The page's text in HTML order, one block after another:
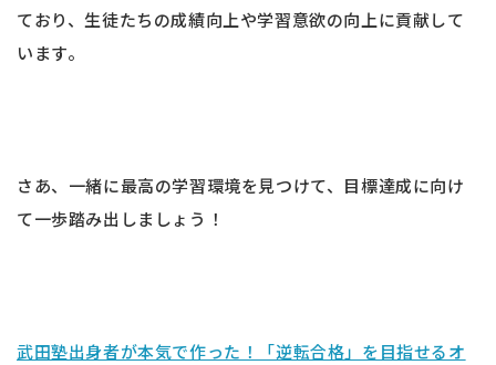
ており、生徒たちの成績向上や学習意欲の向上に貢献して
います。
さあ、一緒に最高の学習環境を見つけて、目標達成に向け
て一歩踏み出しましょう！
武田塾出身者が本気で作った！「逆転合格」を目指せるオ